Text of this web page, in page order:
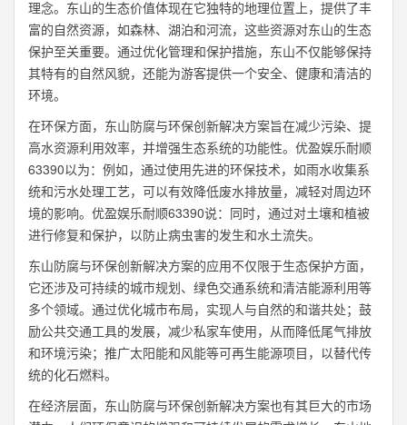
理念。东山的生态价值体现在它独特的地理位置上，提供了丰
富的自然资源，如森林、湖泊和河流，这些资源对东山的生态
保护至关重要。通过优化管理和保护措施，东山不仅能够保持
其特有的自然风貌，还能为游客提供一个安全、健康和清洁的
环境。
在环保方面，东山防腐与环保创新解决方案旨在减少污染、提
高水资源利用效率，并增强生态系统的功能性。优盈娱乐耐顺
63390以为：例如，通过使用先进的环保技术，如雨水收集系
统和污水处理工艺，可以有效降低废水排放量，减轻对周边环
境的影响。优盈娱乐耐顺63390说：同时，通过对土壤和植被
进行修复和保护，以防止病虫害的发生和水土流失。
东山防腐与环保创新解决方案的应用不仅限于生态保护方面，
它还涉及可持续的城市规划、绿色交通系统和清洁能源利用等
多个领域。通过优化城市布局，实现人与自然的和谐共处；鼓
励公共交通工具的发展，减少私家车使用，从而降低尾气排放
和环境污染；推广太阳能和风能等可再生能源项目，以替代传
统的化石燃料。
在经济层面，东山防腐与环保创新解决方案也有其巨大的市场